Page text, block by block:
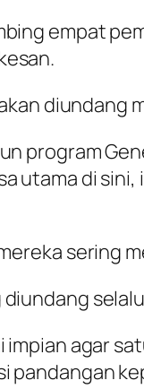
empat
diundang
program
utama di
sering
impian agar
pandangan